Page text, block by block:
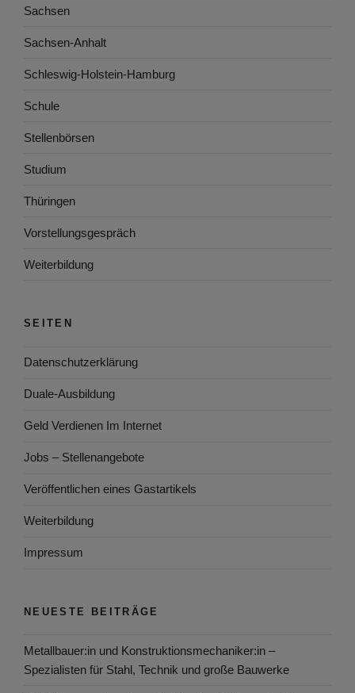
Sachsen
Sachsen-Anhalt
Schleswig-Holstein-Hamburg
Schule
Stellenbörsen
Studium
Thüringen
Vorstellungsgespräch
Weiterbildung
SEITEN
Datenschutzerklärung
Duale-Ausbildung
Geld Verdienen Im Internet
Jobs – Stellenangebote
Veröffentlichen eines Gastartikels
Weiterbildung
Impressum
NEUESTE BEITRÄGE
Metallbauer:in und Konstruktionsmechaniker:in –
Spezialisten für Stahl, Technik und große Bauwerke